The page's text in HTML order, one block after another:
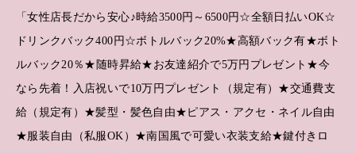
「女性店長だから安心♪時給3500円～6500円☆全額日払いOK☆
ドリンクバック400円☆ボトルバック20%★高額バック有★ボト
ルバック20％★随時昇給★お友達紹介で5万円プレゼント★今
なら先着！入店祝いで10万円プレゼント（規定有）★交通費支
給（規定有）★髪型・髪色自由★ピアス・アクセ・ネイル自由
★服装自由（私服OK）★南国風で可愛い衣装支給★鍵付きロ